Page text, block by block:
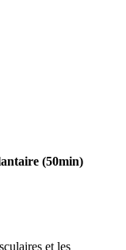
(50min)
et les